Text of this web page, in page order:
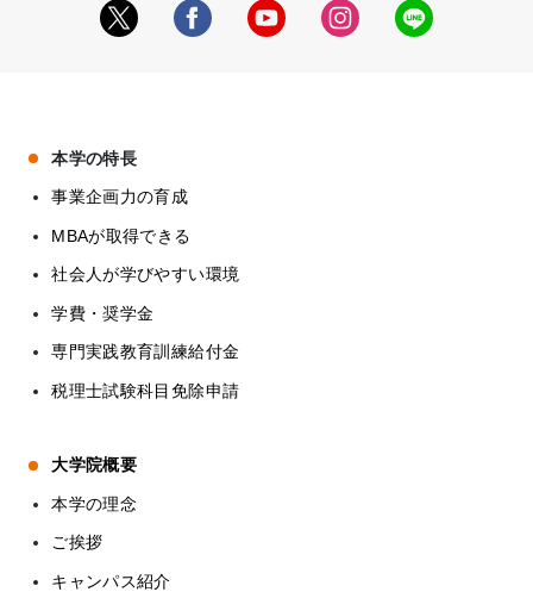
本学の特長
事業企画力の育成
MBAが取得できる
社会人が学びやすい環境
学費・奨学金
専門実践教育訓練給付金
税理士試験科目免除申請
大学院概要
本学の理念
ご挨拶
キャンパス紹介